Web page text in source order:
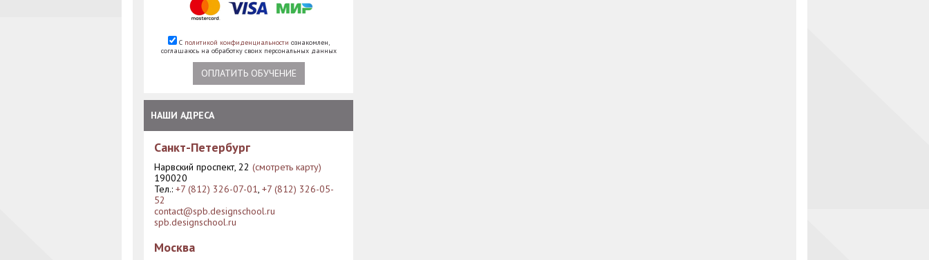
С политикой конфиденциальности ознакомлен,
соглашаюсь на обработку своих персональных данных
ОПЛАТИТЬ ОБУЧЕНИЕ
НАШИ АДРЕСА
Санкт-Петербург
Нарвский проспект, 22 (смотреть карту)
190020
Тел.: +7 (812) 326-07-01, +7 (812) 326-05-
52
contact@spb.designschool.ru
spb.designschool.ru
Москва